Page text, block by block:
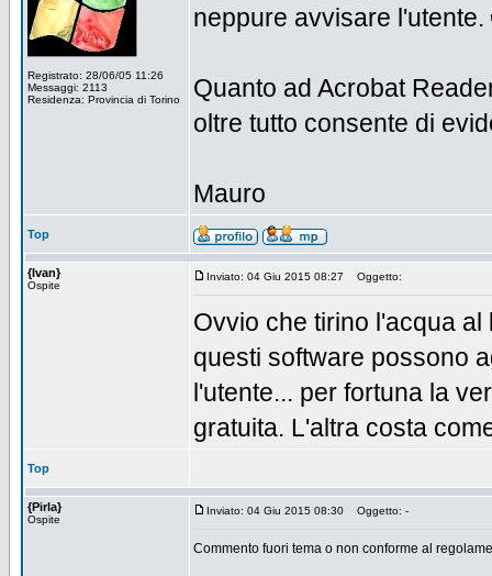
Registrato: 28/06/05 11:26
Messaggi: 2113
Residenza: Provincia di Torino
neppure avvisare l'utente.
Quanto ad Acrobat
oltre tutto consente di
Mauro
Top
{Ivan}
Ospite
Inviato: 04 Giu 2015 08:27 Oggetto:
Ovvio che tirino l'acqua
questi software possono
l'utente... per fortuna la
gratuita. L'altra costa
Top
{Pirla}
Ospite
Inviato: 04 Giu 2015 08:30 Oggetto: -
Commento fuori tema o non conforme al